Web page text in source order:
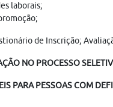
laborais;
de Inscrição;
NO PROCESSO
PARA PESSOAS COM